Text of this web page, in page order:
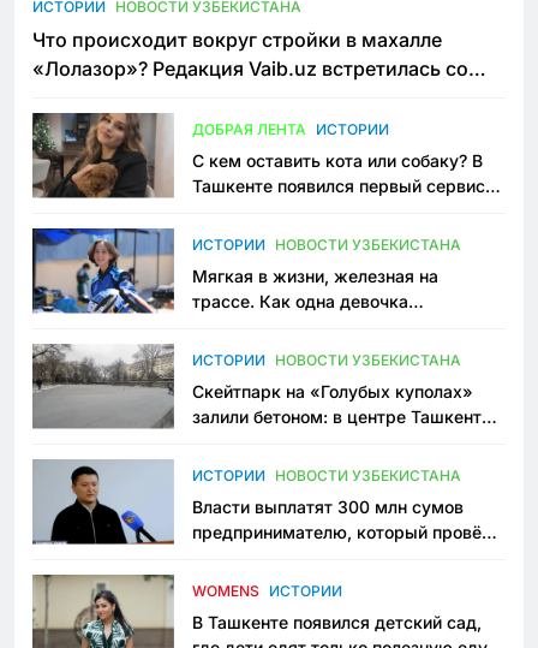
ИСТОРИИ НОВОСТИ УЗБЕКИСТАНА
Что происходит вокруг стройки в махалле
«Лолазор»? Редакция Vaib.uz встретилась со
ДОБРАЯ ЛЕНТА ИСТОРИИ
С кем оставить кота или собаку? В
Ташкенте появился первый сервис
ИСТОРИИ НОВОСТИ УЗБЕКИСТАНА
Мягкая в жизни, железная на
трассе. Как одна девочка
Узбекистане
ИСТОРИИ НОВОСТИ УЗБЕКИСТАНА
Скейтпарк на «Голубых куполах»
залили бетоном: в центре Ташкента
пространство
ИСТОРИИ НОВОСТИ УЗБЕКИСТАНА
Власти выплатят 300 млн сумов
предпринимателю, который провёл
приговору
WOMENS ИСТОРИИ
В Ташкенте появился детский сад,